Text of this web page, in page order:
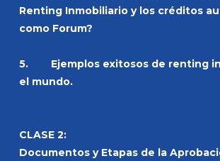
Renting Inmobiliario y los créditos
como Forum?
5. Ejemplos exitosos de renting
el mundo.
CLASE 2:
Documentos y Etapas de la